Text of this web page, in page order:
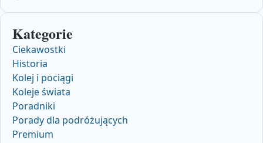
Kategorie
Ciekawostki
Historia
Kolej i pociągi
Koleje świata
Poradniki
Porady dla podróżujących
Premium